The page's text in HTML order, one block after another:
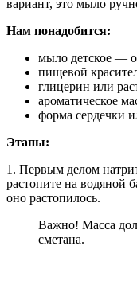
вариант, это мыло
Нам понадобится:
мыло детское —
пищевой
глицерин или
ароматическое
форма сердечки
Этапы:
1. Первым делом
растопите на водяной
оно растопилось.
Важно! Масса
сметана.